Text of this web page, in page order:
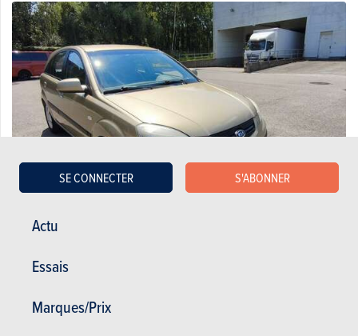
Actu
Essais
Marques/Prix
SE CONNECTER S'ABONNER
2.900 €
111 Ch